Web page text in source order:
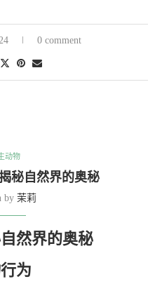
0 comment
动物
秘自然界的奥秘
by 茉莉
然界的奥秘
为